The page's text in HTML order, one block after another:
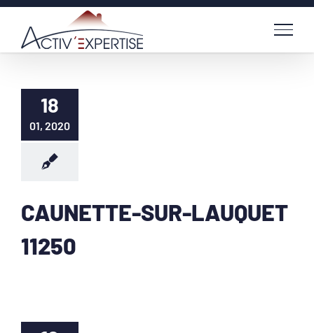
Passer
contenu
18
01, 2020
CAUNETTE-SUR-LAUQUET
11250